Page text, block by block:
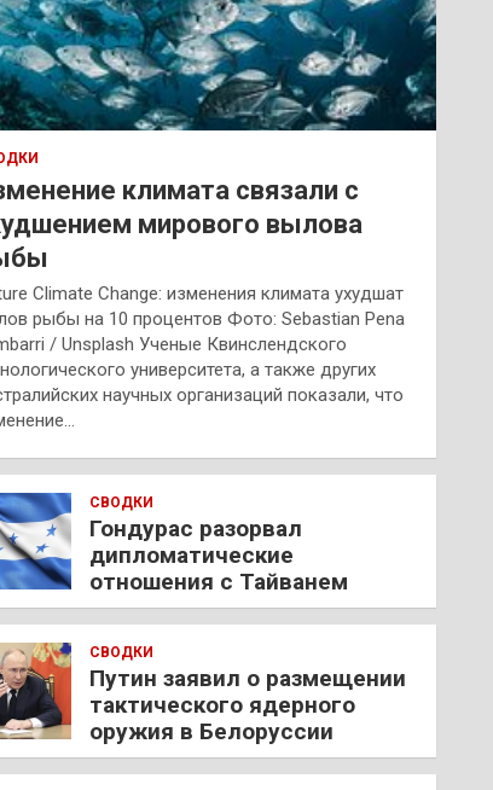
климата связали с
мирового вылова
Climate Change: изменения климата ухудшат
рыбы на 10 процентов Фото: Sebastian Pena
/ Unsplash Ученые Квинслендского
университета, а также других
научных организаций показали, что
СВОДКИ
Гондурас разорвал
дипломатические
отношения с Тайванем
СВОДКИ
Путин заявил о размещении
тактического ядерного
оружия в Белоруссии